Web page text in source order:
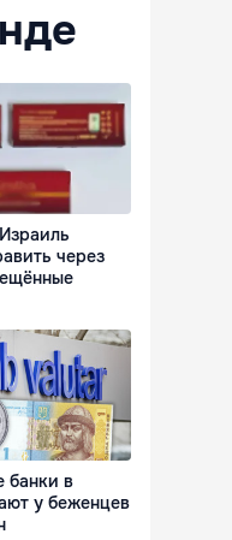
через
банки в
у беженцев